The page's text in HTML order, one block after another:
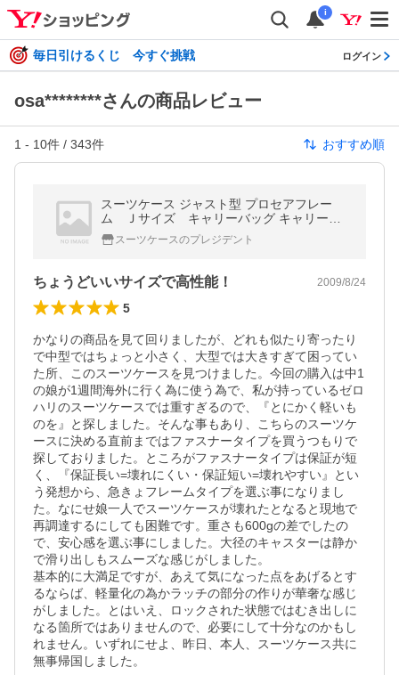
i
毎日引けるくじ 今すぐ挑戦 ログイン
osa********さんの商品レビュー
1 - 10件 / 343件 おすすめ順
スーツケース ジャスト型 プロセアフレー
ム Ｊサイズ キャリーバッグ キャリーケ
ース 大型と中型のちょうど中間ジャスト型
スーツケースのプレジデント
ちょうどいいサイズで高性能！ 2009/8/24
5
かなりの商品を見て回りましたが、どれも似たり寄ったり
で中型ではちょっと小さく、大型では大きすぎて困ってい
た所、このスーツケースを見つけました。今回の購入は中1
の娘が1週間海外に行く為に使う為で、私が持っているゼロ
ハリのスーツケースでは重すぎるので、『とにかく軽いも
のを』と探しました。そんな事もあり、こちらのスーツケ
ースに決める直前まではファスナータイプを買うつもりで
探しておりました。ところがファスナータイプは保証が短
く、『保証長い=壊れにくい・保証短い=壊れやすい』とい
う発想から、急きょフレームタイプを選ぶ事になりまし
た。なにせ娘一人でスーツケースが壊れたとなると現地で
再調達するにしても困難です。重さも600gの差でしたの
で、安心感を選ぶ事にしました。大径のキャスターは静か
で滑り出しもスムーズな感じがしました。
基本的に大満足ですが、あえて気になった点をあげるとす
るならば、軽量化の為かラッチの部分の作りが華奢な感じ
がしました。とはいえ、ロックされた状態ではむき出しに
なる箇所ではありませんので、必要にして十分なのかもし
れません。いずれにせよ、昨日、本人、スーツケース共に
無事帰国しました。